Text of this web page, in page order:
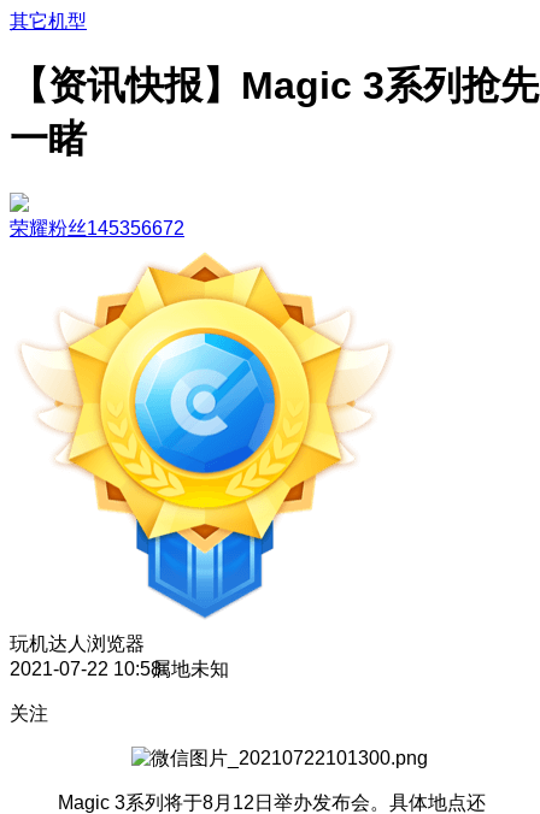
其它机型
【资讯快报】Magic 3系列抢先
一睹
荣耀粉丝145356672
玩机达人 浏览器
2021-07-22 10:58属地未知
关注
Magic 3系列将于8月12日举办发布会。具体地点还